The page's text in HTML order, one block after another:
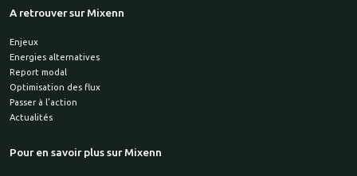
A retrouver sur Mixenn
Enjeux
Energies alternatives
Report modal
Optimisation des flux
Passer à l’action
Actualités
Pour en savoir plus sur Mixenn